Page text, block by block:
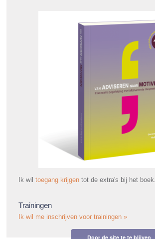
Ik wil toegang krijgen tot de extra's bij het boek.
Trainingen
Ik wil me inschrijven voor trainingen »
Door de site te te blijven